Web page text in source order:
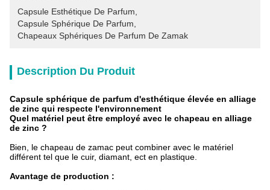
Capsule Esthétique De Parfum
Capsule Sphérique De Parfum
Chapeaux Sphériques De Parfum De Zamak
Description Du Produit
Capsule sphérique de parfum d'esthétique élevée en alliage
de zinc qui respecte l'environnement
Quel matériel peut être employé avec le chapeau en alliage
de zinc ?
Bien, le chapeau de zamac peut combiner avec le matériel
différent tel que le cuir, diamant, ect en plastique.
Avantage de production :